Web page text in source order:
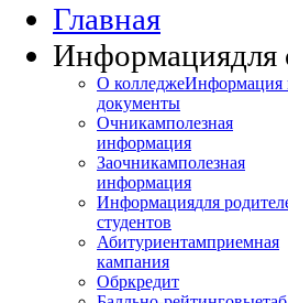
Главная
Информациядля
О колледжеИнформация
документы
Очникамполезная
информация
Заочникамполезная
информация
Информациядля
студентов
Абитуриентамприемная
кампания
Обркредит